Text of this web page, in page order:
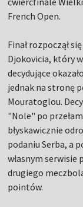
French Open.
Finał rozpoczął
Djokovicia, który
decydujące
jednak na stronę
Mouratoglou.
"Nole" po
błyskawicznie
podaniu Serba, a
własnym serwisie
drugiego
pointów.